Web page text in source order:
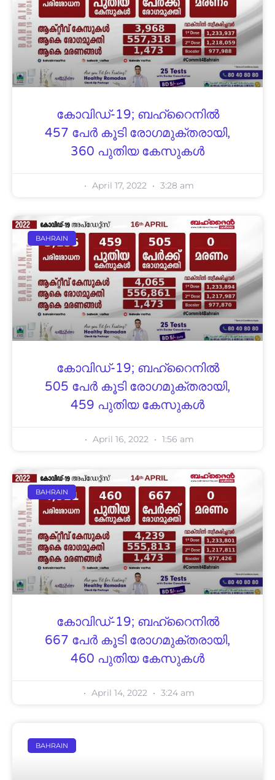
കോവിഡ്-19; ബഹ്റൈനിൽ
457 പേർ കൂടി രോഗമുക്തരായി,
360 പുതിയ കേസുകൾ
April 17, 2022 3:28 am
BAHRAIN
കോവിഡ്-19; ബഹ്റൈനിൽ
505 പേർ കൂടി രോഗമുക്തരായി,
459 പുതിയ കേസുകൾ
April 16, 2022 1:56 am
BAHRAIN
കോവിഡ്-19; ബഹ്റൈനിൽ
667 പേർ കൂടി രോഗമുക്തരായി,
460 പുതിയ കേസുകൾ
April 14, 2022 3:24 am
BAHRAIN